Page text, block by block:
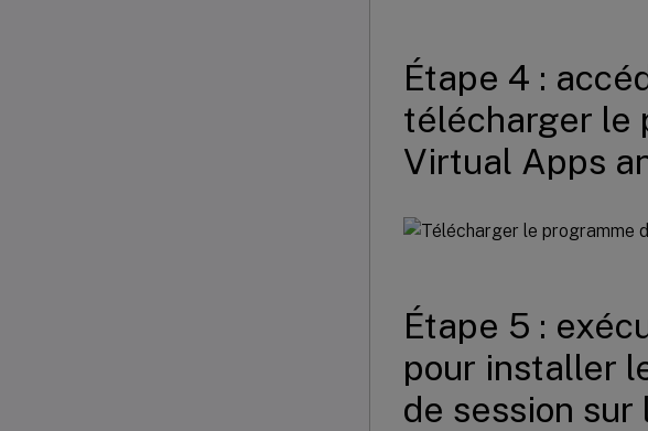
Étape 4 :
télécharger le
Virtual Apps
Étape 5 :
pour installer
de session sur